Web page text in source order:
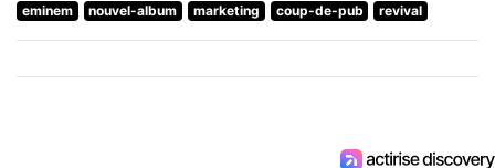
eminem nouvel-album marketing coup-de-pub revival